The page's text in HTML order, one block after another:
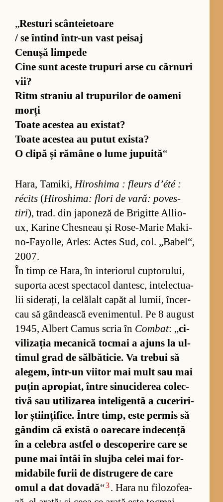
„Res­turi scân­te­ie­toare
/ se în­tind în­tr-un vast pe­i­saj
Ce­nușă lim­pede
Cine sunt aceste tru­puri arse cu căr­nuri
vii?
Ritm stra­niu al tru­pu­ri­lor de oa­meni
morți
Toate aces­tea au exis­tat?
Toate aces­tea au pu­tut exis­ta?
O clipă și rămâne o lume ju­pu­ită“
Ha­ra, Ta­mi­ki,Hi­ros­hima : fle­urs d’été :
récits (Hi­ros­hi­ma: flori de va­ră: po­ves­
tiri), trad. din ja­po­neză de Bri­gitte Al­li­o­
ux, Ka­rine Ches­neau și Ro­se-Ma­rie Ma­ki­
no-Fa­yol­le, Ar­les: Ac­tes Sud, col. „Ba­be­l“,
2007.
În timp ce Ha­ra, în in­te­ri­o­rul cup­to­ru­lui,
su­porta acest spec­ta­col dan­tesc, in­te­lec­tu­a­
lii si­de­ra­ți, la ce­lă­lalt ca­păt al lu­mii, în­cer­
cau să gân­de­ască eve­ni­men­tul. Pe 8 au­gust
1945, Al­bert Ca­mus scria în Combat: „ci­
vi­li­za­ția me­ca­nică toc­mai a ajuns la ul­
ti­mul grad de săl­bă­ti­cie. Va tre­bui să
ale­gem, în­tr-un vi­i­tor mai mult sau mai
pu­țin apro­pi­at, în­tre si­nu­ci­de­rea co­lec­
tivă sau uti­li­za­rea in­te­li­gentă a cu­ce­ri­ri­
lor ști­in­ți­fi­ce. În­tre timp, este per­mis să
gân­dim că există o oa­re­care in­de­cență
în a ce­le­bra ast­fel o des­co­pe­rire care se
pune mai în­tâi în slujba ce­lei mai for­
mi­da­bile fu­rii de dis­tru­gere de care
omul a dat do­vadă“3. Hara nu fi­lo­zo­fe­a­